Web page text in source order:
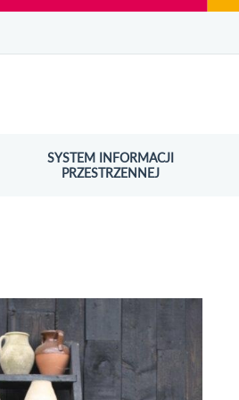
SYSTEM INFORMACJI
PRZESTRZENNEJ
OTWORZY SIĘ W NOWYM OKNIE